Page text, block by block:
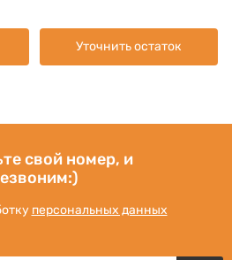
Уточнить остаток
свой номер, и
персональных данных